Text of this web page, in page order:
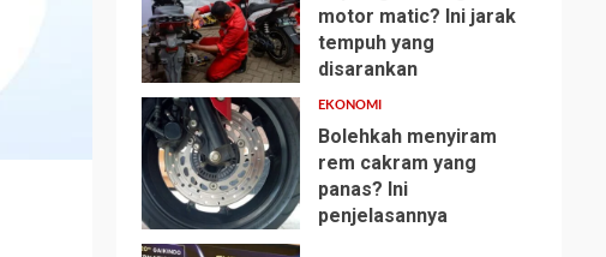
2
motor matic? Ini jarak
tempuh yang
disarankan
3
EKONOMI
Bolehkah menyiram
rem cakram yang
panas? Ini
penjelasannya